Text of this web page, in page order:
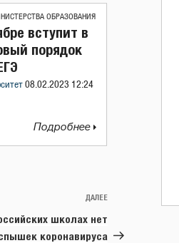
ОБРАЗОВАНИЯ
вступит в
порядок
08.02.2023 12:24
Подробнее
Следующая
ДАЛЕЕ
школах нет
коронавируса